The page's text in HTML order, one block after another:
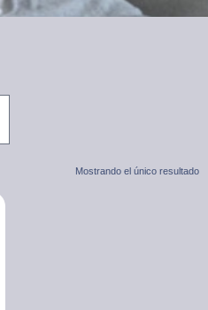
Mostrando el único resultado